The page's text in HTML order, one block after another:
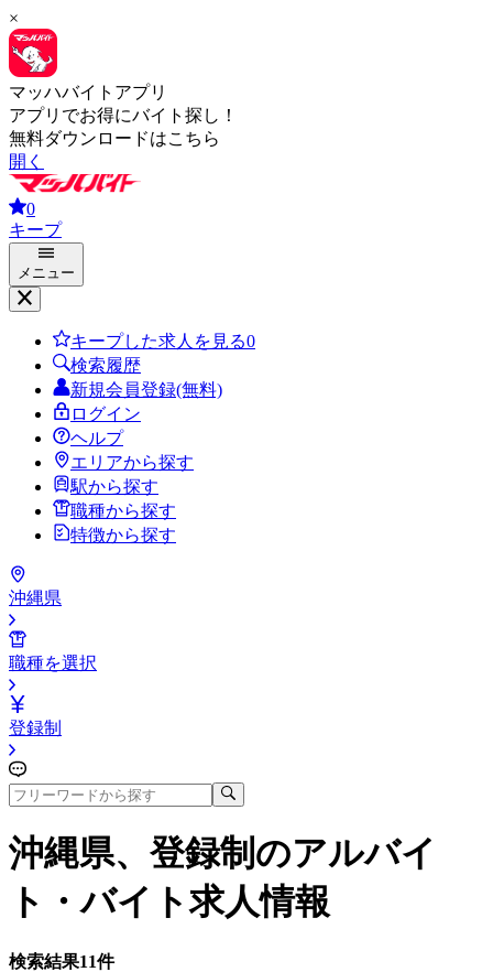
×
マッハバイトアプリ
アプリでお得にバイト探し！
無料ダウンロードはこちら
開く
0
キープ
メニュー
キープした求人を見る0
検索履歴
新規会員登録(無料)
ログイン
ヘルプ
エリアから探す
駅から探す
職種から探す
特徴から探す
沖縄県
職種を選択
登録制
沖縄県、登録制 のアルバイ
ト・バイト求人情報
検索結果11件